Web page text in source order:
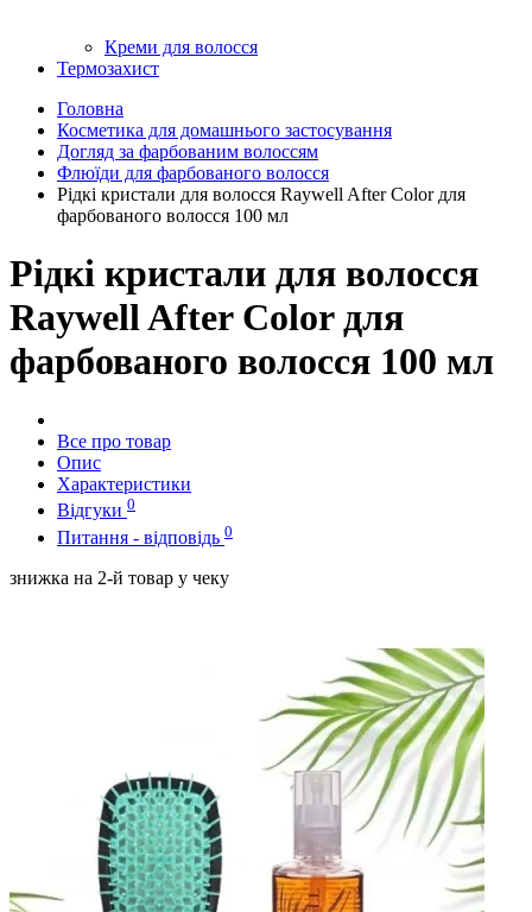
Креми для волосся
Термозахист
Головна
Косметика для домашнього застосування
Догляд за фарбованим волоссям
Флюїди для фарбованого волосся
Рідкі кристали для волосся Raywell After Color для
фарбованого волосся 100 мл
Рідкі кристали для волосся
Raywell After Color для
фарбованого волосся 100 мл
Все про товар
Опис
Характеристики
Відгуки 0
Питання - відповідь 0
знижка на 2-й товар у чеку